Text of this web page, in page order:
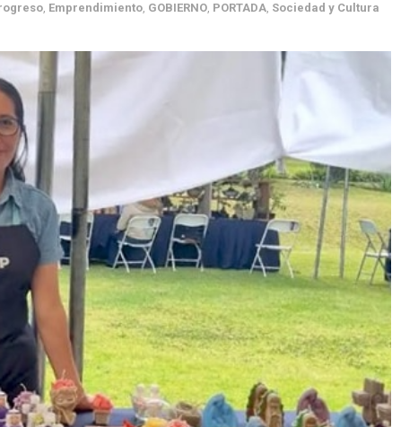
, Emprendimiento, GOBIERNO, PORTADA, Sociedad y Cultura